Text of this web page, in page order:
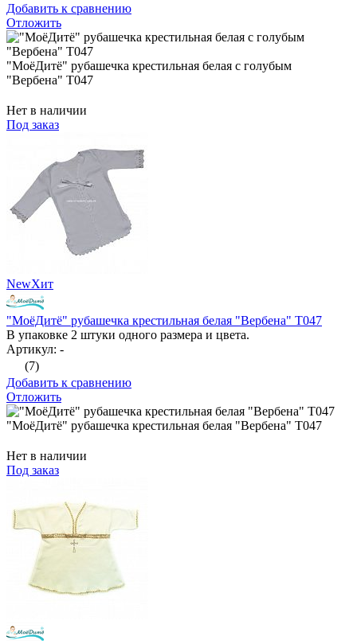
Добавить к сравнению
Отложить
"МоёДитё" рубашечка крестильная белая с голубым
"Вербена" Т047
Нет в наличии
Под заказ
NewХит
"МоёДитё" рубашечка крестильная белая "Вербена" Т047
В упаковке 2 штуки одного размера и цвета.
Артикул: -
(7)
Добавить к сравнению
Отложить
"МоёДитё" рубашечка крестильная белая "Вербена" Т047
Нет в наличии
Под заказ